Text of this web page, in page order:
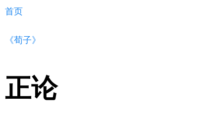
首页
《荀子》
正论